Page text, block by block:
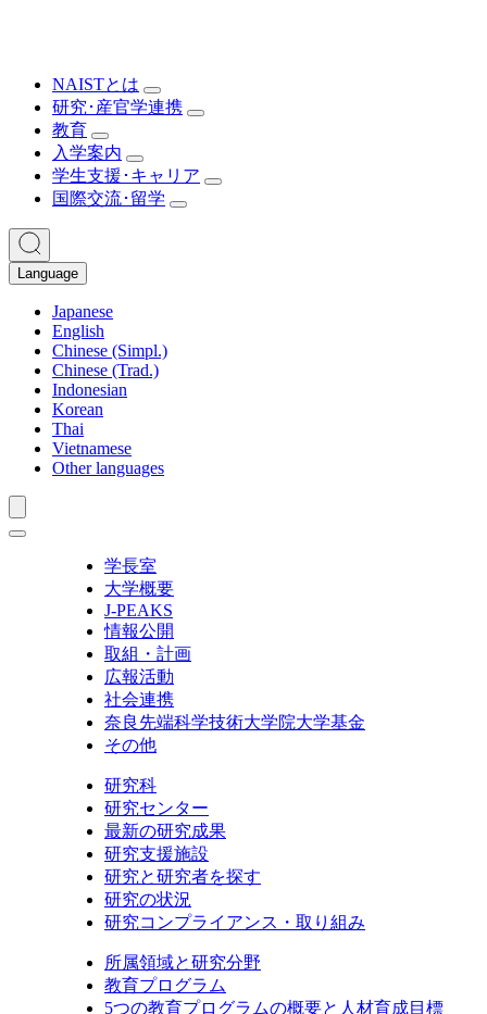
NAISTとは
研究･産官学連携
教育
入学案内
学生支援･キャリア
国際交流･留学
Language
Japanese
English
Chinese (Simpl.)
Chinese (Trad.)
Indonesian
Korean
Thai
Vietnamese
Other languages
学長室
大学概要
J-PEAKS
情報公開
取組・計画
広報活動
社会連携
奈良先端科学技術大学院大学基金
その他
研究科
研究センター
最新の研究成果
研究支援施設
研究と研究者を探す
研究の状況
研究コンプライアンス・取り組み
所属領域と研究分野
教育プログラム
5つの教育プログラムの概要と人材育成目標